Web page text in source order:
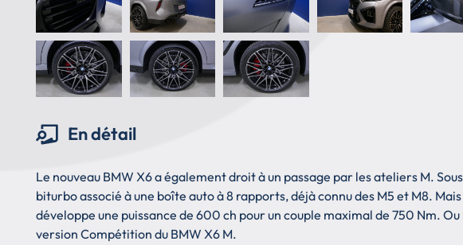
En détail
Le nouveau BMW X6 a également droit à un passage par les ateliers M.
biturbo associé à une boîte auto à 8 rapports, déjà connu des M5 et M8.
développe une puissance de 600 ch pour un couple maximal de 750 Nm.
version Compétition du BMW X6 M.